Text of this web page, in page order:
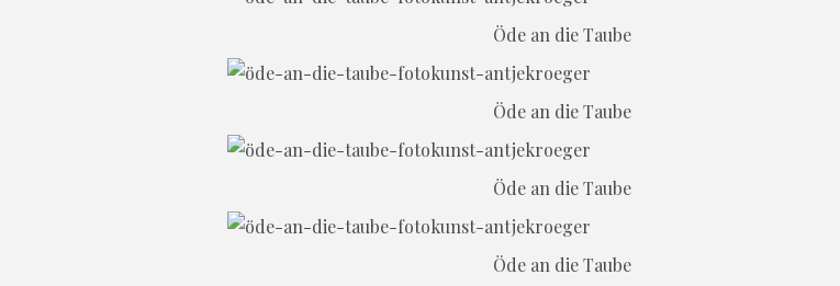
Öde an die Taube
Öde an die Taube
Öde an die Taube
Öde an die Taube